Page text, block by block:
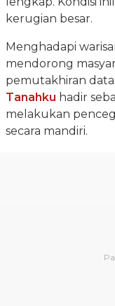
kerugian besar.
Menghadapi
mendorong
pemutakhiran
Tanahku hadir
melakukan
secara mandiri.